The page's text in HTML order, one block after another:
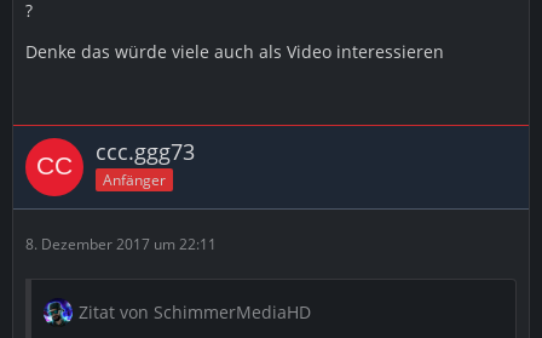
?
Denke das würde viele auch als Video interessieren
ccc.ggg73
Anfänger
8. Dezember 2017 um 22:11
Zitat von SchimmerMediaHD